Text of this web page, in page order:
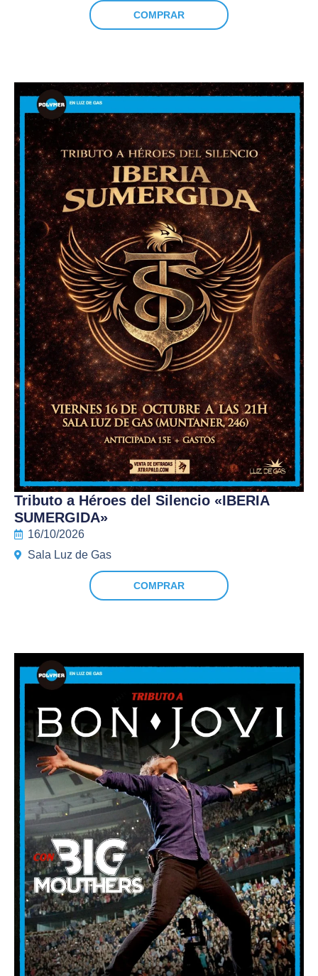
COMPRAR
Tributo a Héroes del Silencio «IBERIA
SUMERGIDA»
16/10/2026
Sala Luz de Gas
COMPRAR